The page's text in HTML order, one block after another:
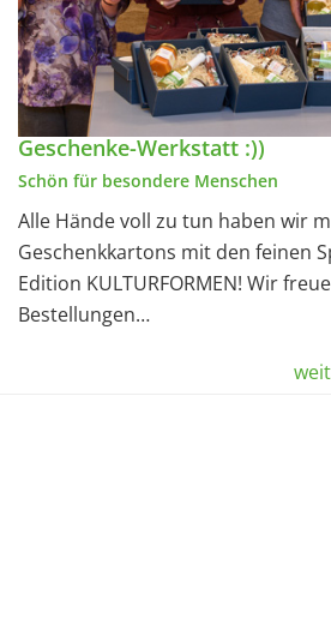
Geschenke-Werkstatt :))
Schön für besondere Menschen
Alle Hände voll zu tun haben wir
Geschenkkartons mit den feinen
Edition KULTURFORMEN! Wir
Bestellungen…